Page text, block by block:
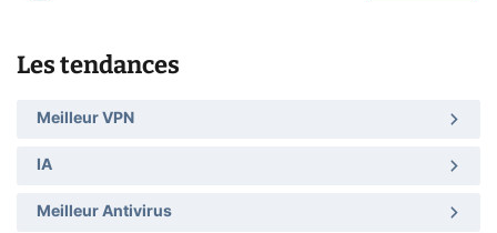
Les tendances
Meilleur VPN
IA
Meilleur Antivirus